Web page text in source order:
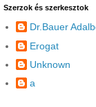
Szerzok és szerkesztok
Dr.Bauer
Erogat
Unknown
a